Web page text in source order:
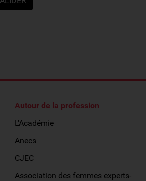
Autour de la profession
L'Académie
Anecs
CJEC
Association des femmes experts-